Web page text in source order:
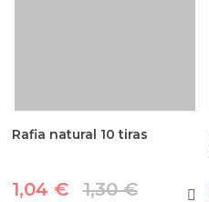
Rafia natural 10 tiras
1,04 € 1,30 €